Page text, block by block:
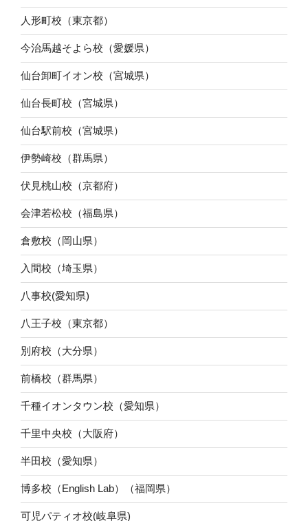
人形町校（東京都）
今治馬越そよら校（愛媛県）
仙台卸町イオン校（宮城県）
仙台長町校（宮城県）
仙台駅前校（宮城県）
伊勢崎校（群馬県）
伏見桃山校（京都府）
会津若松校（福島県）
倉敷校（岡山県）
入間校（埼玉県）
八事校(愛知県)
八王子校（東京都）
別府校（大分県）
前橋校（群馬県）
千種イオンタウン校（愛知県）
千里中央校（大阪府）
半田校（愛知県）
博多校（English Lab）（福岡県）
可児パティオ校(岐阜県)